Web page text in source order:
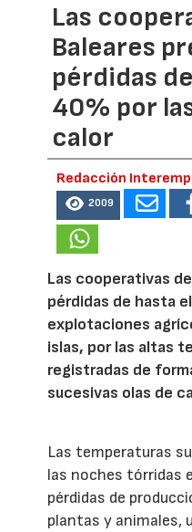
Las
Baleares
pérdidas
40% por
calor
Redacción
2009
Las cooperativas
pérdidas de hasta
explotaciones
islas, por las altas
registradas de
sucesivas olas de
Las temperaturas
las noches tórridas
pérdidas de
plantas y animales,